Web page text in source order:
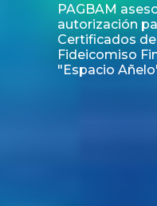
PAGBAM asesoró a
autorización para la
Certificados de
Fideicomiso Financiero
"Espacio Añelo"